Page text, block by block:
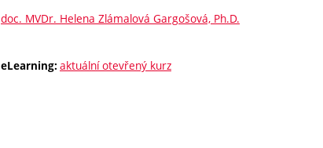
doc. MVDr. Helena Zlámalová Gargošová, Ph.D.
eLearning: aktuální otevřený kurz